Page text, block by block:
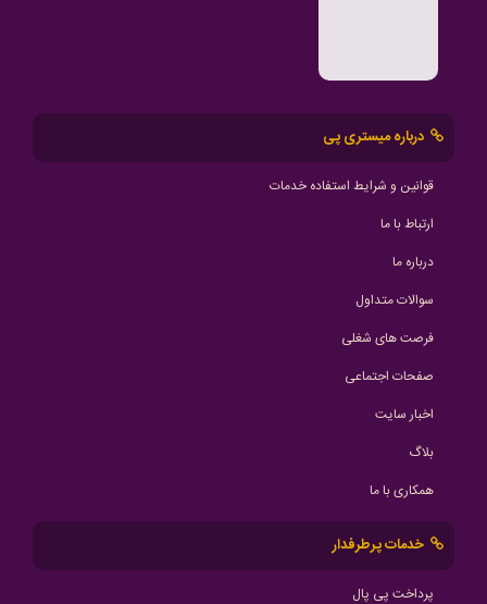
درباره میستری پی
قوانین و شرایط استفاده خدمات
ارتباط با ما
درباره ما
سوالات متداول
فرصت های شغلی
صفحات اجتماعی
اخبار سایت
بلاگ
همکاری با ما
خدمات پرطرفدار
پرداخت پی پال